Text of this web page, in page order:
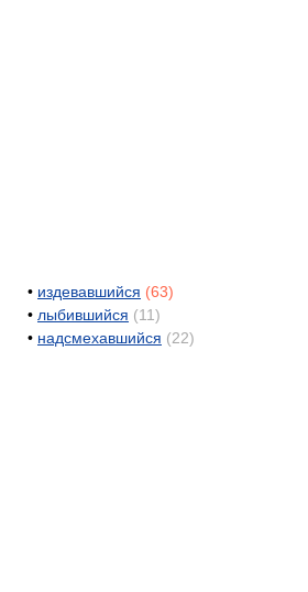
• издевавшийся (63)
• лыбившийся (11)
• надсмехавшийся (22)